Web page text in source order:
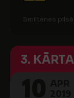
Smiltenes
3. KĀRTA